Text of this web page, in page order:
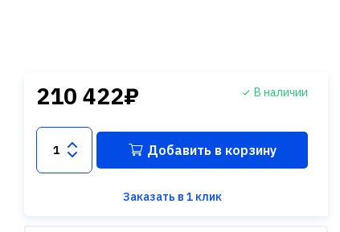
210 422₽ В наличии
Добавить в корзину
Заказать в 1 клик